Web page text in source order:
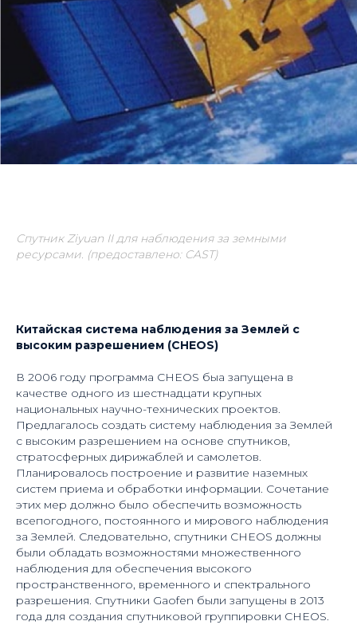
Спутник Ziyuan II для наблюдения за земными
ресурсами. (предоставлено: CAST)
Китайская система наблюдения за Землей с
высоким разрешением (CHEOS)
В 2006 году программа CHEOS быа запущена в
качестве одного из шестнадцати крупных
национальных научно-технических проектов.
Предлагалось создать систему наблюдения за Землей
с высоким разрешением на основе спутников,
стратосферных дирижаблей и самолетов.
Планировалось построение и развитие наземных
систем приема и обработки информации. Сочетание
этих мер должно было обеспечить возможность
всепогодного, постоянного и мирового наблюдения
за Землей. Следовательно, спутники CHEOS должны
были обладать возможностями множественного
наблюдения для обеспечения высокого
пространственного, временного и спектрального
разрешения. Спутники Gaofen были запущены в 2013
года для создания спутниковой группировки CHEOS.